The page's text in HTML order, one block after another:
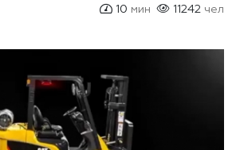
10 мин 11242 чел